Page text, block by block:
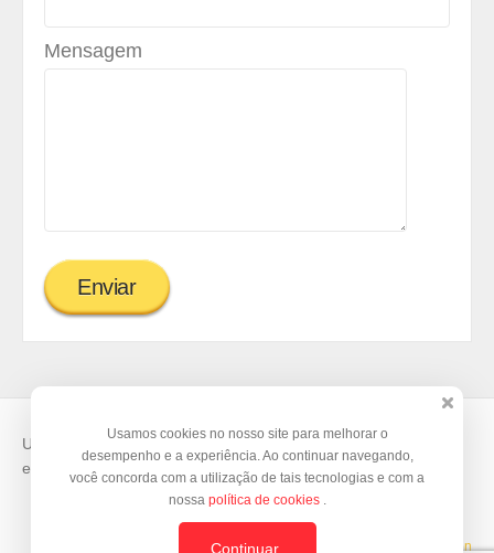
Mensagem
Use o
para vender suas inscrições e organizar seus
eventos.
Template by © BrazilJS Foundation
Usamos cookies no nosso site para melhorar o
desempenho e a experiência. Ao continuar navegando,
você concorda com a utilização de tais tecnologias e com a
nossa política de cookies .
Continuar